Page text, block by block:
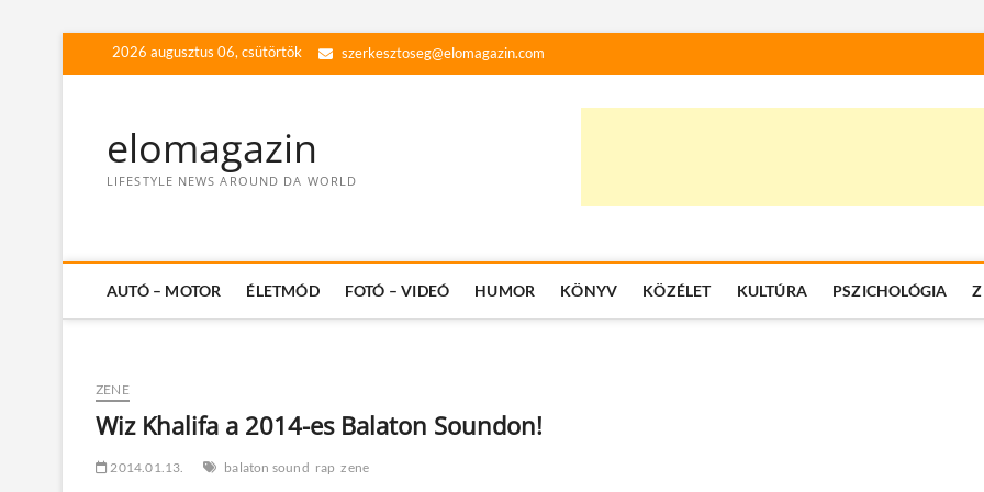
2026 augusztus 06, csütörtök szerkesztoseg@elomagazin.com
elomagazin
LIFESTYLE NEWS AROUND DA WORLD
AUTÓ – MOTOR ÉLETMÓD FOTÓ – VIDEÓ HUMOR KÖNYV KÖZÉLET KULTÚRA PSZICHOLÓGIA
ZENE
Wiz Khalifa a 2014-es Balaton Soundon!
2014.01.13. balaton sound rap zene